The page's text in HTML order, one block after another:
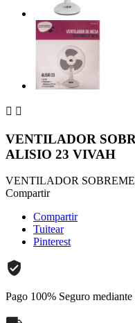
 
VENTILADOR
ALISIO 23 VIVAH
VENTILADOR
Compartir
Compartir
Tuitear
Pinterest
Pago 100% Seguro mediante